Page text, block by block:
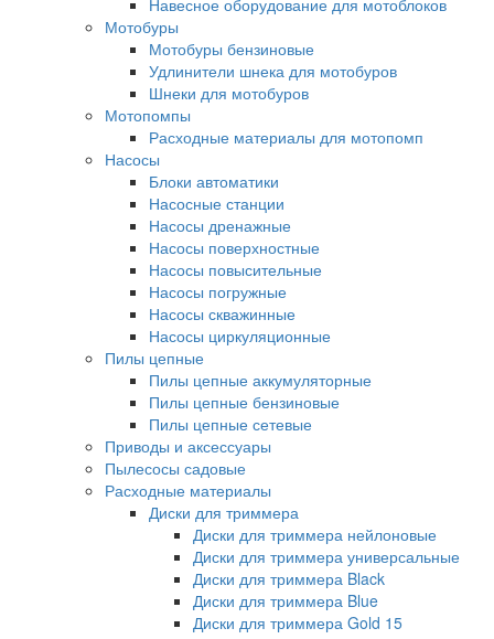
Навесное оборудование для мотоблоков
Мотобуры
Мотобуры бензиновые
Удлинители шнека для мотобуров
Шнеки для мотобуров
Мотопомпы
Расходные материалы для мотопомп
Насосы
Блоки автоматики
Насосные станции
Насосы дренажные
Насосы поверхностные
Насосы повысительные
Насосы погружные
Насосы скважинные
Насосы циркуляционные
Пилы цепные
Пилы цепные аккумуляторные
Пилы цепные бензиновые
Пилы цепные сетевые
Приводы и аксессуары
Пылесосы садовые
Расходные материалы
Диски для триммера
Диски для триммера нейлоновые
Диски для триммера универсальные
Диски для триммера Black
Диски для триммера Blue
Диски для триммера Gold 15